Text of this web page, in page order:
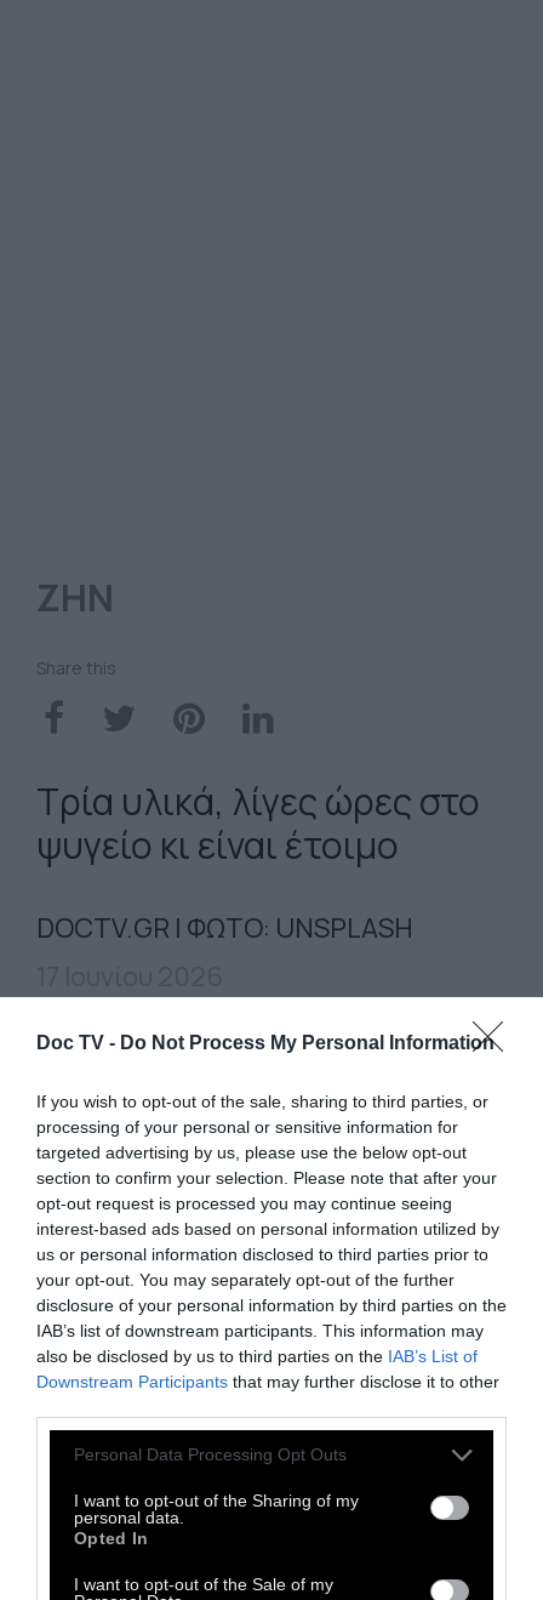
Doc TV - Do Not Process My Personal Information
If you wish to opt-out of the sale, sharing to third parties, or
processing of your personal or sensitive information for
targeted advertising by us, please use the below opt-out
section to confirm your selection. Please note that after your
opt-out request is processed you may continue seeing
interest-based ads based on personal information utilized by
us or personal information disclosed to third parties prior to
your opt-out. You may separately opt-out of the further
disclosure of your personal information by third parties on the
IAB’s list of downstream participants. This information may
also be disclosed by us to third parties on the IAB’s List of
Downstream Participants that may further disclose it to other
Personal Data Processing Opt Outs
I want to opt-out of the Sharing of my
personal data.
Opted In
I want to opt-out of the Sale of my
ΖΗΝ
Share this
Τρία υλικά, λίγες ώρες στο
ψυγείο κι είναι έτοιμο
DOCTV.GR | ΦΩΤΟ: UNSPLASH
Υλικά:400 γρ. μερέντα, 250 γρ. κρέμα
Εκτέλεση:Χτυπάμε την κρέμα γάλακτος στο
μίξερ μέχρι να γίνει παχύρρευστη σαν
γιαούρτι.Προσθέτουμε την μερέντα και
ανακατεύουμε.Σπάμε τα μπισκότα σε μικρά
κομμάτια και τα προσθέτουμε.Αδειάζουμε
το μείγμα σε φύλλο λαδόκολλας.Δίνουμε
σχήμα σαλαμιού.Βάζουμε το μωσαϊκό στην
κατάψυξη για 4 ώρες.
TAGS:
Καλοκαίρι Συνταγή Συνταγές